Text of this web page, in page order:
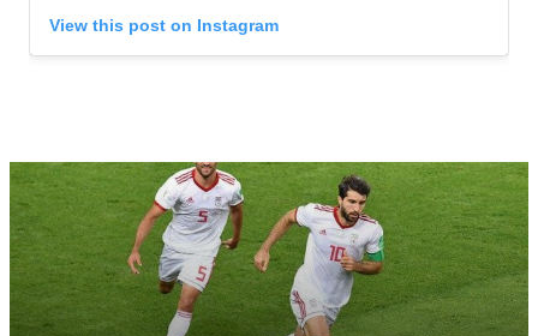
View this post on Instagram